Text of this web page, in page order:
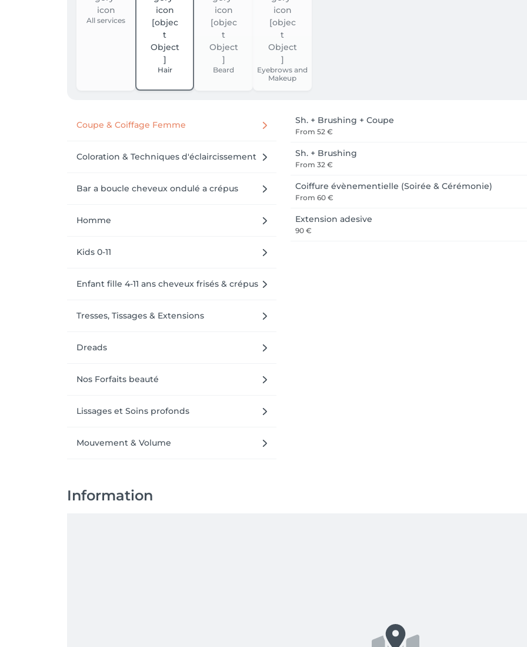
All services
Hair Beard
Eyebrows and
Makeup
Coupe & Coiffage Femme
Coloration & Techniques d'éclaircissement
Bar a boucle cheveux ondulé a crépus
Homme
Kids 0-11
Enfant fille 4-11 ans cheveux frisés & crépus
Tresses, Tissages & Extensions
Dreads
Nos Forfaits beauté
Lissages et Soins profonds
Mouvement & Volume
Sh. + Brushing + Coupe
From 52 €
Sh. + Brushing
From 32 €
Coiffure évènementielle (Soirée & Cérémonie)
From 60 €
Extension adesive
90 €
Information